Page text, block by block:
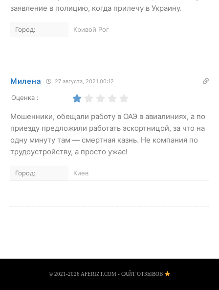
заявление в полицию, когда прилечу в Украину.
Город: Кривой Рог
Милена 27 августа, 2021 00:12
Оценка :
Мошенники, обещали работу в ОАЭ в авиалиниях, а по
приезду предложили работать эскортницой, за что на
одну минуту там — смертная казнь. Не компания по
трудоустройству, а просто ужас!
Город: Киев
© 2021-2026 AFERIZT.COM - САЙТ ОТЗЫВОВ